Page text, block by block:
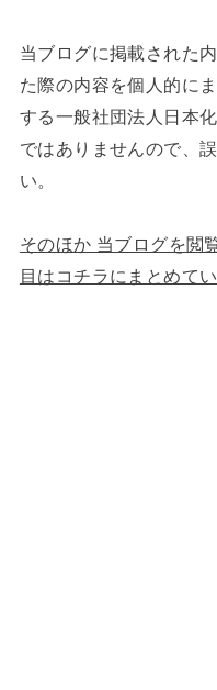
当ブログに掲載された
た際の内容を個人的に
する一般社団法人日本
ではありませんので、
い。
そのほか 当ブログを閲
目はコチラにまとめてい